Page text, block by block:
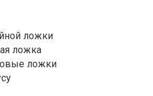
ложки
ложка
ложки